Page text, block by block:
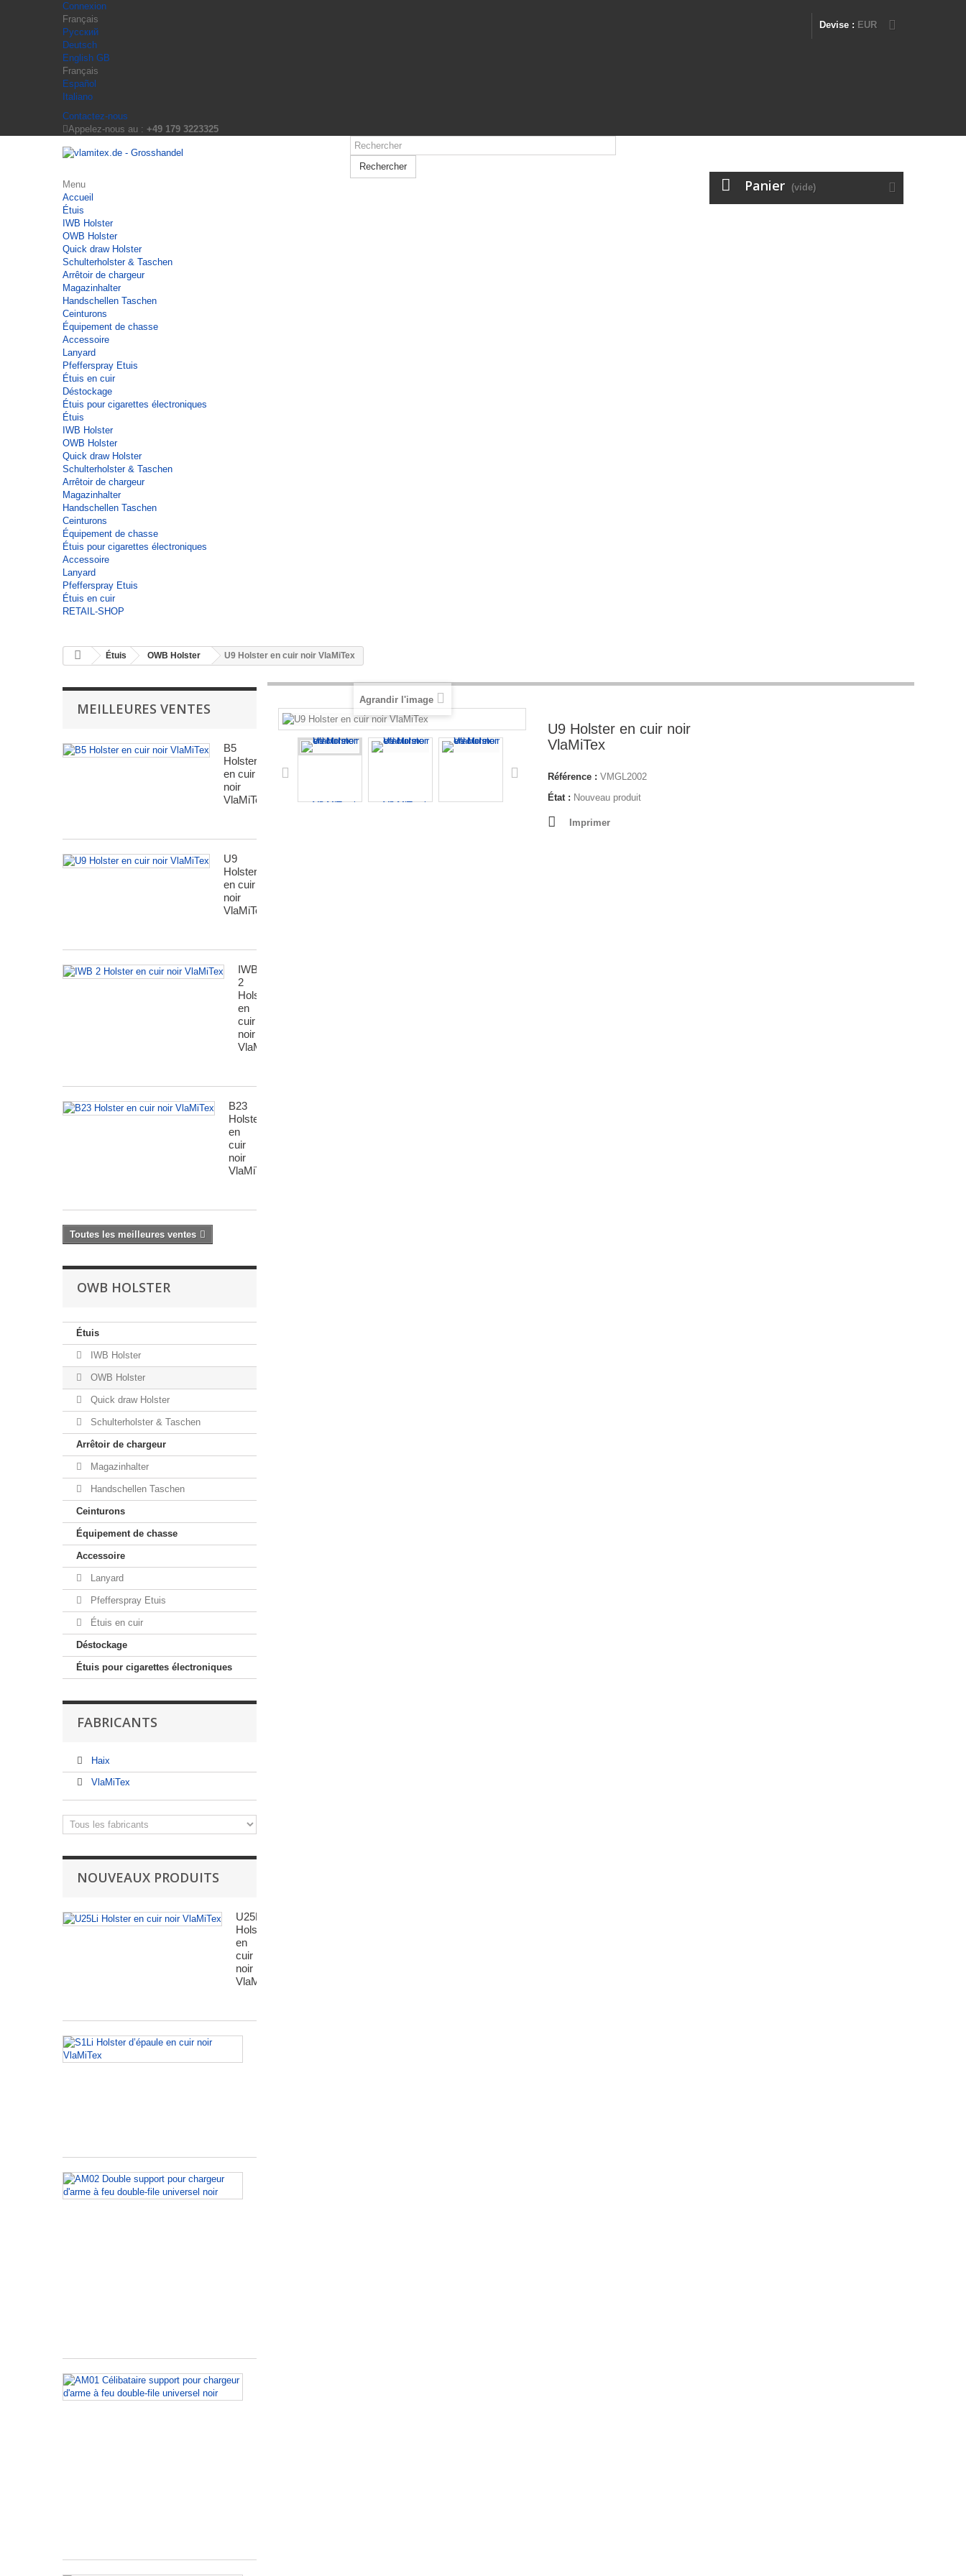
Connexion
Devise : EUR
Français
Русский
Deutsch
English GB
Français
Español
Italiano
Contactez-nous
Appelez-nous au : +49 179 3223325
Rechercher
Panier (vide)
Menu
Accueil
Étuis
IWB Holster
OWB Holster
Quick draw Holster
Schulterholster & Taschen
Arrêtoir de chargeur
Magazinhalter
Handschellen Taschen
Ceinturons
Équipement de chasse
Accessoire
Lanyard
Pfefferspray Etuis
Étuis en cuir
Déstockage
Étuis pour cigarettes électroniques
Étuis
IWB Holster
OWB Holster
Quick draw Holster
Schulterholster & Taschen
Arrêtoir de chargeur
Magazinhalter
Handschellen Taschen
Ceinturons
Équipement de chasse
Étuis pour cigarettes électroniques
Accessoire
Lanyard
Pfefferspray Etuis
Étuis en cuir
RETAIL-SHOP
Étuis OWB Holster U9 Holster en cuir noir VlaMiTex
MEILLEURES VENTES
B5
Holster
en cuir
noir
VlaMiTex
U9
Holster
en cuir
noir
VlaMiTex
IWB
2
Holster
en
cuir
noir
VlaMiTex
B23
Holster
en
cuir
noir
VlaMiTex
Toutes les meilleures ventes
OWB HOLSTER
Étuis
IWB Holster
OWB Holster
Quick draw Holster
Schulterholster & Taschen
Arrêtoir de chargeur
Magazinhalter
Handschellen Taschen
Ceinturons
Équipement de chasse
Accessoire
Lanyard
Pfefferspray Etuis
Étuis en cuir
Déstockage
Étuis pour cigarettes électroniques
FABRICANTS
Haix
VlaMiTex
NOUVEAUX PRODUITS
U25Li
Holster
en
cuir
noir
VlaMiTex
Agrandir l'image
U9 Holster en cuir noir
VlaMiTex
Référence : VMGL2002
État : Nouveau produit
Imprimer